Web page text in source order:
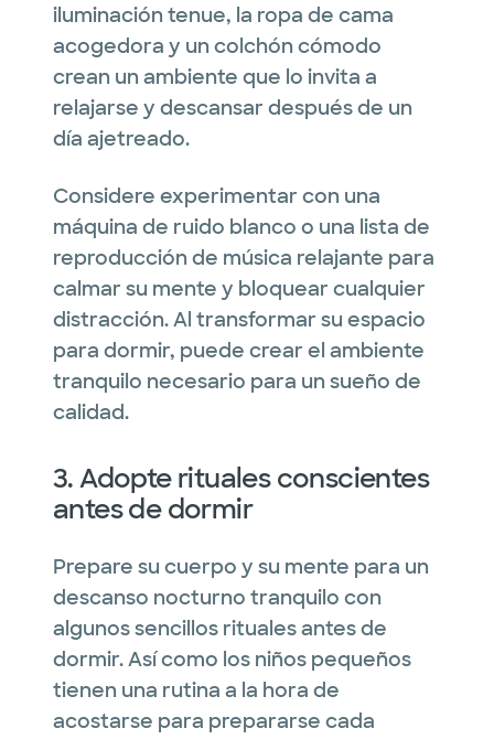
iluminación tenue, la ropa de cama
acogedora y un colchón cómodo
crean un ambiente que lo invita a
relajarse y descansar después de un
día ajetreado.
Considere experimentar con una
máquina de ruido blanco o una lista de
reproducción de música relajante para
calmar su mente y bloquear cualquier
distracción. Al transformar su espacio
para dormir, puede crear el ambiente
tranquilo necesario para un sueño de
calidad.
3. Adopte rituales conscientes
antes de dormir
Prepare su cuerpo y su mente para un
descanso nocturno tranquilo con
algunos sencillos rituales antes de
dormir. Así como los niños pequeños
tienen una rutina a la hora de
acostarse para prepararse cada